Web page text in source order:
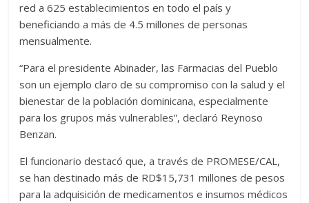
red a 625 establecimientos en todo el país y
beneficiando a más de 4.5 millones de personas
mensualmente.
“Para el presidente Abinader, las Farmacias del Pueblo
son un ejemplo claro de su compromiso con la salud y el
bienestar de la población dominicana, especialmente
para los grupos más vulnerables”, declaró Reynoso
Benzan.
El funcionario destacó que, a través de PROMESE/CAL,
se han destinado más de RD$15,731 millones de pesos
para la adquisición de medicamentos e insumos médicos